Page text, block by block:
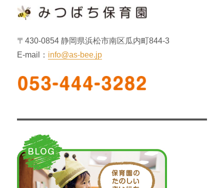
ン
〒430-0854 静岡県浜松市南区瓜内町844-3
E-mail： info@as-bee.jp